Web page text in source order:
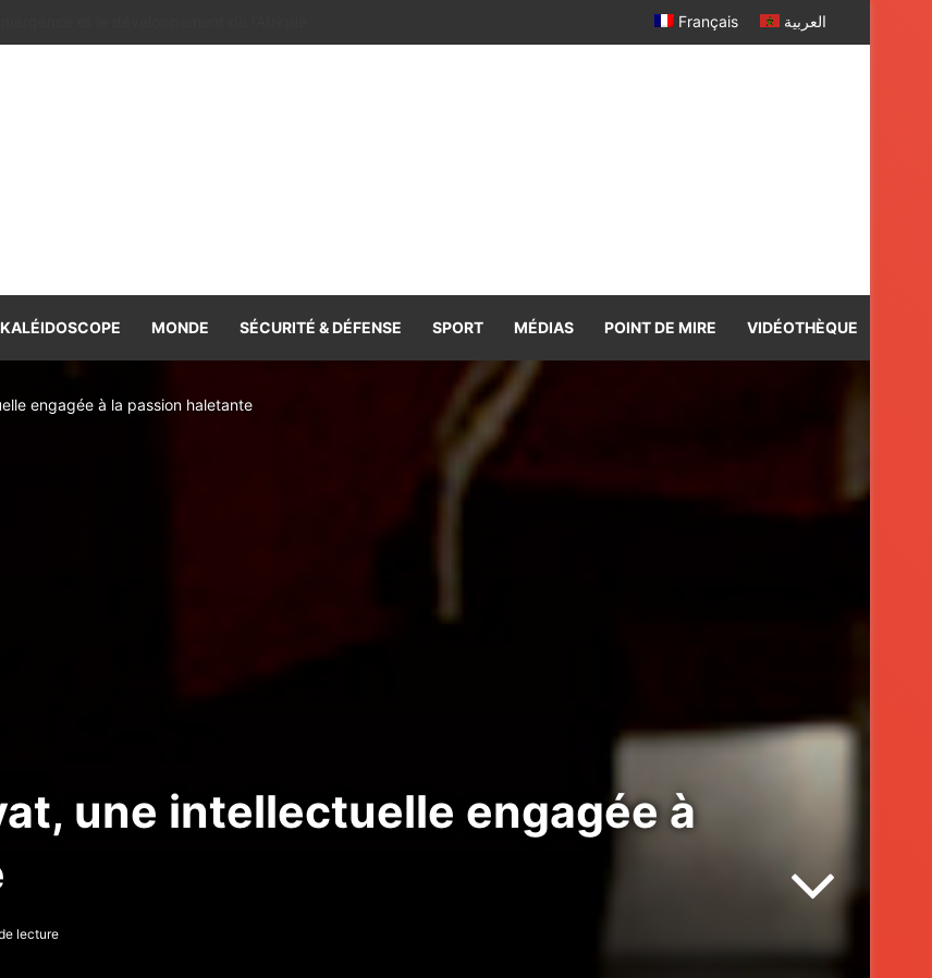
Français العربية
KALÉIDOSCOPE MONDE SÉCURITÉ & DÉFENSE SPORT MÉDIAS POINT DE MIRE VIDÉOTHÈQUE
engagée à la passion haletante
une intellectuelle engagée à
lecture